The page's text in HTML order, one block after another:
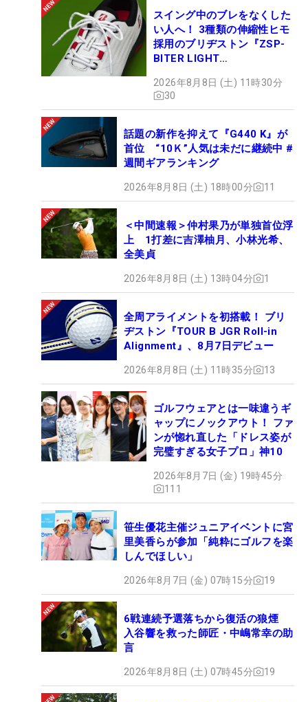
スイング中のブレをなくした
い人へ！ 3種類の伸縮性ヒモ
採用のブリヂストン『ZSP-
BITER LIGHT
ュー
2026年8月8日 (土) 11時30分
30
話題の新作を抑えて『G440 K』が
首位 “10Ｋ”人気は未だに継続中 #
週間ギアランキング
2026年8月8日 (土) 18時00分 11
＜中間速報＞仲村果乃が単独首位浮
上 1打差に吉澤柚月、小林光希、
全美貞
2026年8月8日 (土) 13時04分 1
全周アライメントを初搭載！ ブリ
ヂストン『TOUR B JGR Roll-in
Alignment』、8月7日デビュー
2026年8月8日 (土) 11時35分 13
ゴルフウェアとは一味違うギ
ャップにノックアウト！ ファ
ンが惚れ直した「ドレス姿が
完璧すぎる女子プロ」神10
2026年8月7日 (金) 19時45分
111
笹生優花主催ジュニアイベントに宮
里美香らが参加「純粋にゴルフを楽
しんでほしい」
2026年8月7日 (金) 07時15分 19
6戦連続予選落ちから復活の狼煙
入谷響を救った師匠・中嶋常幸の助
言
2026年8月8日 (土) 07時45分 19